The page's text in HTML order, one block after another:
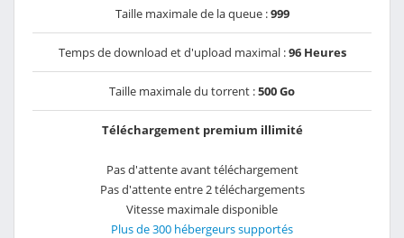
Taille maximale de la queue :999
Temps de download et d'upload maximal :96 Heures
Taille maximale du torrent :500 Go
Téléchargement premium illimité
Pas d'attente avant téléchargement
Pas d'attente entre 2 téléchargements
Vitesse maximale disponible
Plus de 300 hébergeurs supportés